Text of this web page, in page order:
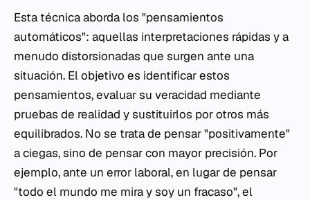
Esta técnica aborda los "pensamientos
automáticos": aquellas interpretaciones rápidas y a
menudo distorsionadas que surgen ante una
situación. El objetivo es identificar estos
pensamientos, evaluar su veracidad mediante
pruebas de realidad y sustituirlos por otros más
equilibrados. No se trata de pensar "positivamente"
a ciegas, sino de pensar con mayor precisión. Por
ejemplo, ante un error laboral, en lugar de pensar
"todo el mundo me mira y soy un fracaso", el